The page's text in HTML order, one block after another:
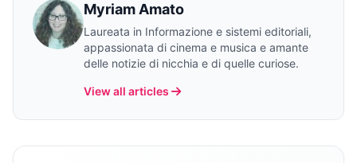
Myriam Amato
Laureata in Informazione e sistemi editoriali,
appassionata di cinema e musica e amante
delle notizie di nicchia e di quelle curiose.
View all articles